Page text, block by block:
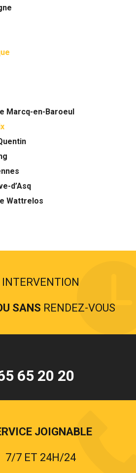
Marcq-en-Baroeul
d’Asq
Wattrelos
INTERVENTION
SANS RENDEZ-VOUS
65 20 20
JOIGNABLE
7/7 ET 24H/24